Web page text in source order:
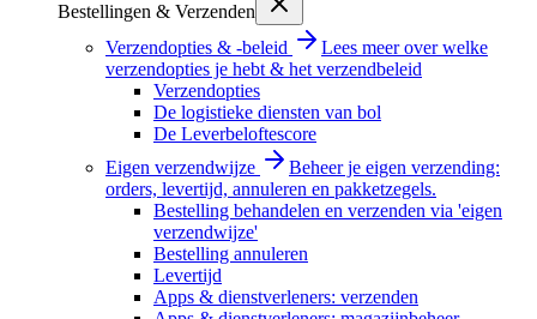
Bestellingen & Verzenden
Verzendopties & -beleid
Lees meer over welke
verzendopties je hebt & het verzendbeleid
Verzendopties
De logistieke diensten van bol
De Leverbeloftescore
Eigen verzendwijze
Beheer je eigen verzending:
orders, levertijd, annuleren en pakketzegels.
Bestelling behandelen en verzenden via 'eigen
verzendwijze'
Bestelling annuleren
Levertijd
Apps & dienstverleners: verzenden